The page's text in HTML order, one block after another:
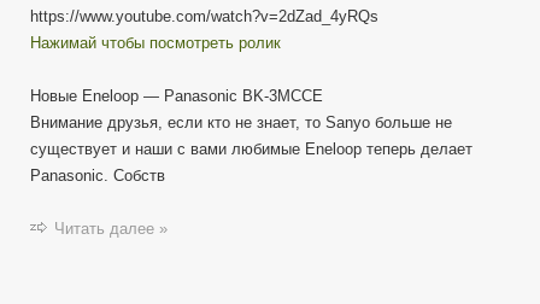
https://www.youtube.com/watch?v=2dZad_4yRQs
Нажимай чтобы посмотреть ролик
Новые Eneloop — Panasoniс BK-3MCCE
Внимание друзья, если кто не знает, то Sanyo больше не
существует и наши с вами любимые Eneloop теперь делает
Panasonic. Собств
Читать далее »